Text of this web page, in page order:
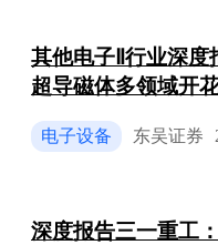
其他电子Ⅱ行业深度
超导磁体多领域开
电子设备 东吴证券
深度报告三一重工